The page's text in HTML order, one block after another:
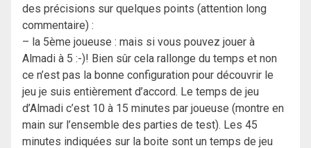
des précisions sur quelques points (attention long
commentaire) :
– la 5ème joueuse : mais si vous pouvez jouer à
Almadi à 5 :-)! Bien sûr cela rallonge du temps et non
ce n’est pas la bonne configuration pour découvrir le
jeu je suis entièrement d’accord. Le temps de jeu
d’Almadi c’est 10 à 15 minutes par joueuse (montre en
main sur l’ensemble des parties de test). Les 45
minutes indiquées sur la boite sont un temps de jeu